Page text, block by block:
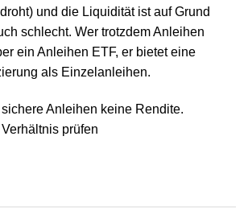
und die Liquidität ist auf Grund
schlecht. Wer trotzdem Anleihen
ein Anleihen ETF, er bietet eine
als Einzelanleihen.
Anleihen keine Rendite.
prüfen